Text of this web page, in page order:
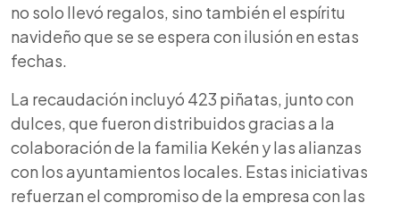
no solo llevó regalos, sino también el espíritu
navideño que se se espera con ilusión en estas
fechas.
La recaudación incluyó 423 piñatas, junto con
dulces, que fueron distribuidos gracias a la
colaboración de la familia Kekén y las alianzas
con los ayuntamientos locales. Estas iniciativas
refuerzan el compromiso de la empresa con las